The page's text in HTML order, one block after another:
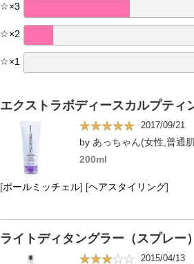
☆×3
☆×2
☆×1
エクストラボディースカルプティ
2017/09/21
by あっちゃん(女性,普通
200ml
[ポールミッチェル] [ヘアスタイリング]
ライトディタングラー（スプレー
2015/04/13